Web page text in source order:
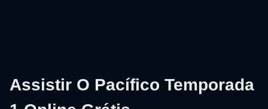
Assistir O Pacífico Temporada